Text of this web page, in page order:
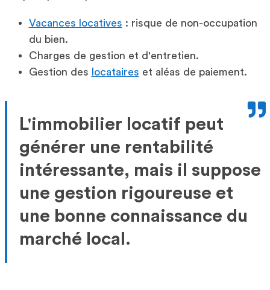
Vacances locatives : risque de non-occupation
du bien.
Charges de gestion et d'entretien.
Gestion des
locataires et aléas de paiement.
L'immobilier locatif peut
générer une rentabilité
intéressante, mais il suppose
une gestion rigoureuse et
une bonne connaissance du
marché local.